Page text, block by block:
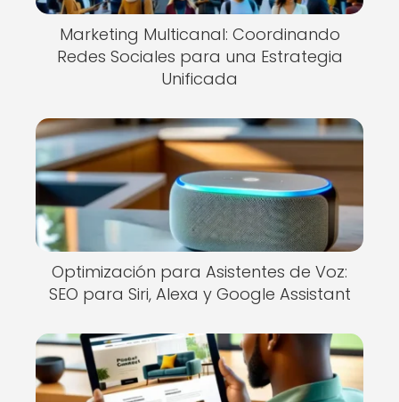
Marketing Multicanal: Coordinando
Redes Sociales para una Estrategia
Unificada
Optimización para Asistentes de Voz:
SEO para Siri, Alexa y Google Assistant